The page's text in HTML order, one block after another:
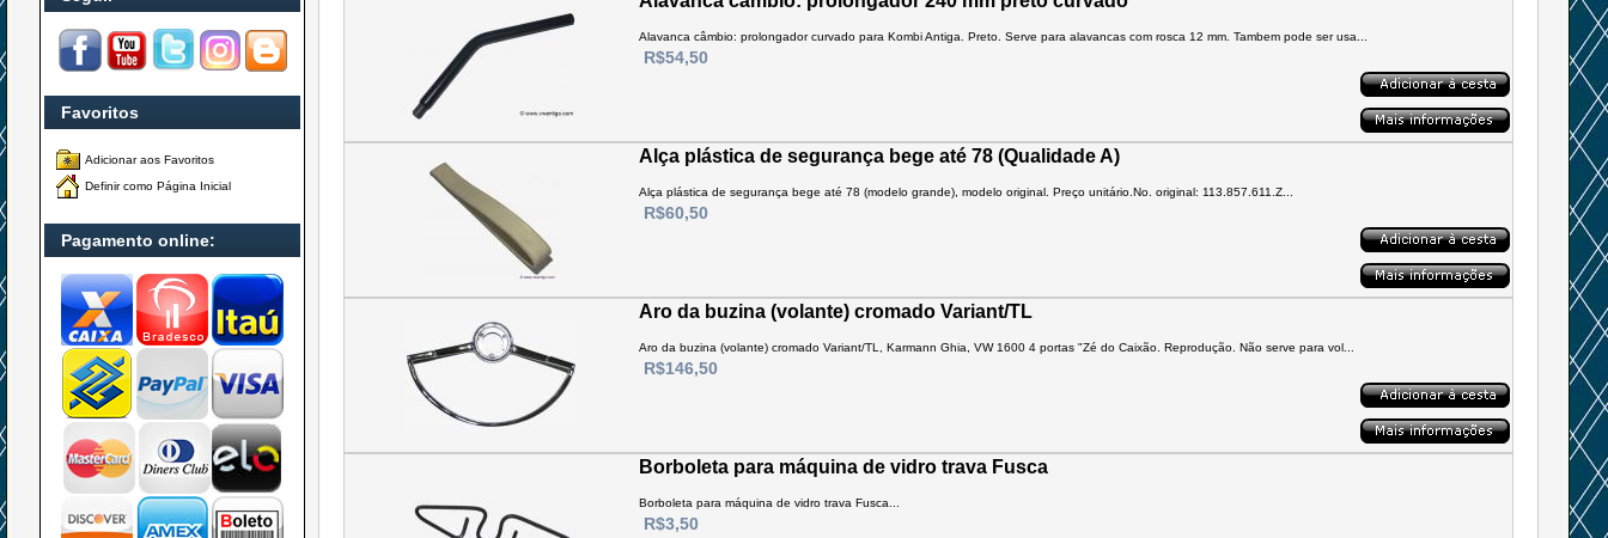
Favoritos
Adicionar aos Favoritos
Definir como Página Inicial
Pagamento online:
Alavanca câmbio: prolongador curvado para Kombi Antiga. Preto. Serve para alavancas com rosca 12 mm. Tambem pode ser usa...
R$54,50
Alça plástica de segurança bege até 78 (Qualidade A)
Alça plástica de segurança bege até 78 (modelo grande), modelo original. Preço unitário.No. original: 113.857.611.Z...
R$60,50
Aro da buzina (volante) cromado Variant/TL
Aro da buzina (volante) cromado Variant/TL, Karmann Ghia, VW 1600 4 portas "Zé do Caixão. Reprodução. Não serve para vol...
R$146,50
Borboleta para máquina de vidro trava Fusca
Borboleta para máquina de vidro trava Fusca...
R$3,50